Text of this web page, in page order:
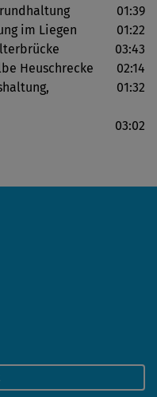
Kurs als
Ralf Bauer spricht
selbst.
01:39
im Liegen
01:22
03:43
Heuschrecke
02:14
01:32
03:02